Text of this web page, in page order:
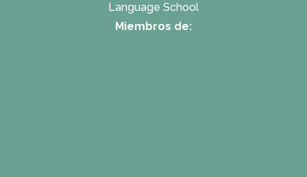
Language School
Miembros de: